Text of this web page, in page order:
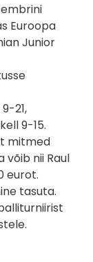
Euroopa
Junior
21,
9-15.
mitmed
võib nii Raul
eurot.
tasuta.